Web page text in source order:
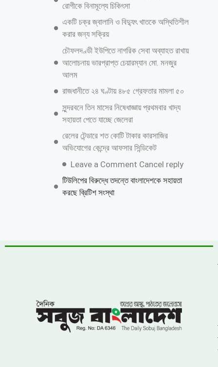
রোগীকে বিনামূল্যে চিকিৎসা
একটি চক্র জ্বালানি ও বিদ্যুৎ খাতকে অস্থিতিশীল
করার জন্য সক্রিয়
চৌফলদণ্ডী ইউপিতে নাগরিক সেবা অব্যাহত রাখায়
আলোচনায় ভারপ্রাপ্ত চেয়ারম্যান মো. মনজুর
আলম
রাজধানীতে ২৪ ঘণ্টায় ৪৮৫ গ্রেফতার মামলা ৫০
সুন্দরবনে তিন মাসের নিষেধাজ্ঞায় প্রথমবার খাদ্য
সহায়তা পেতে যাচ্ছে জেলেরা
রেলের টেন্ডারে শত কোটি টাকার কারসাজির
অভিযোগের কেন্দ্রে আফসার সিন্ডিকেট
Leave a Comment Cancel reply
টিউলিপের বিরুদ্ধে তদন্তে বাংলাদেশকে সহায়তা
করছে ব্রিটিশ সংস্থা